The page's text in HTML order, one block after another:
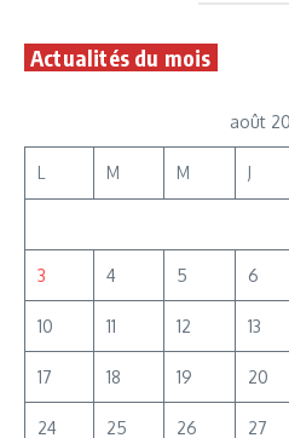
Actualités du mois
août
L M M J
3 4 5 6
10 11 12 13
17 18 19 20
24 25 26 27